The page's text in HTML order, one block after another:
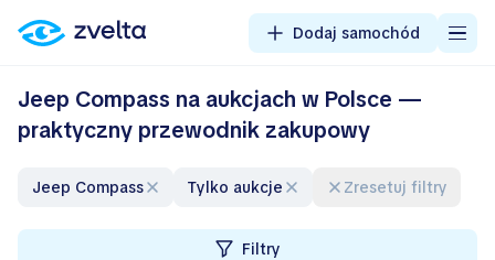
Dodaj samochód
Jeep Compass na aukcjach w Polsce —
praktyczny przewodnik zakupowy
Jeep Compass Tylko aukcje Zresetuj filtry
Filtry